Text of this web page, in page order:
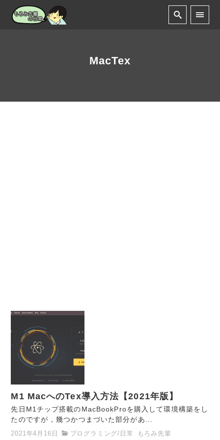
MacTex
M1 MacへのTex導入方法【2021年版】
先日M1チップ搭載のMacBookProを購入して環境構築をし
たのですが，幾つかつまづいた部分があ...
2021年4月16日
プログラミング/ 日常 もろみ先輩